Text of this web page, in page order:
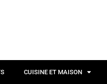
CUISINE ET MAISON